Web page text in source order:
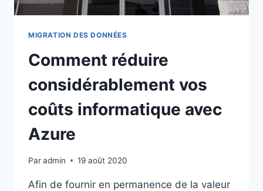
MIGRATION DES DONNÉES
Comment réduire
considérablement vos
coûts informatique avec
Azure
Paradmin 19 août 2020
Afin de fournir en permanence de la valeur